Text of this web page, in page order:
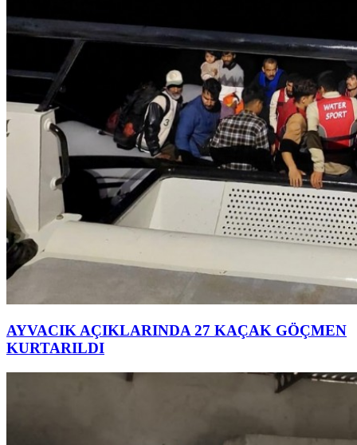
AYVACIK AÇIKLARINDA 27 KAÇAK GÖÇMEN
KURTARILDI